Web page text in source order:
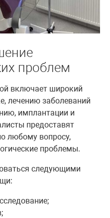
проблем
включает широкий
лечению заболеваний
имплантации и
предоставят
любому вопросу,
проблемы.
следующими